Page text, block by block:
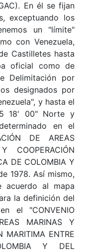
En él se fijan
exceptuando los
un "límite"
con Venezuela,
Castilletes hasta
oficial como de
Delimitación por
designados por
y hasta el
18' 00" Norte y
en el
DE AREAS
COOPERACIÓN
DE COLOMBIA Y
1978. Así mismo,
acuerdo al mapa
la definición del
el "CONVENIO
MARINAS Y
MARITIMA ENTRE
Y DEL